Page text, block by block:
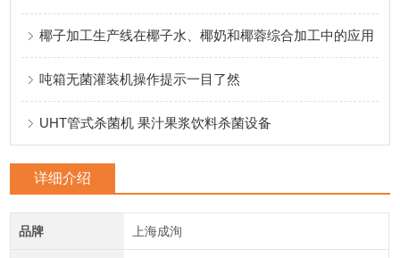
椰子加工生产线在椰子水、椰奶和椰蓉综合加工中的应用
吨箱无菌灌装机操作提示一目了然
UHT管式杀菌机 果汁果浆饮料杀菌设备
详细介绍
品牌 上海成洵